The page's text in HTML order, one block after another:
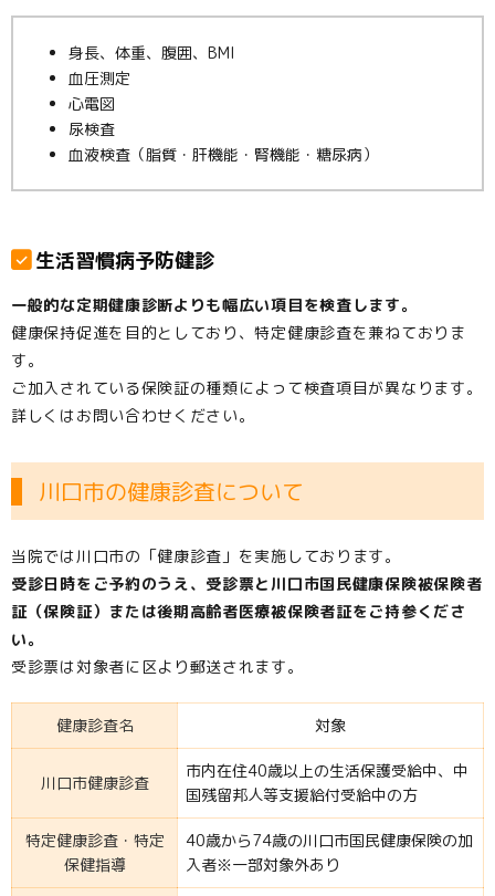
身長、体重、腹囲、BMI
血圧測定
心電図
尿検査
血液検査（脂質・肝機能・腎機能・糖尿病）
生活習慣病予防健診
一般的な定期健康診断よりも幅広い項目を検査します。
健康保持促進を目的としており、特定健康診査を兼ねておりま
す。
ご加入されている保険証の種類によって検査項目が異なります。
詳しくはお問い合わせください。
川口市の健康診査について
当院では川口市の「健康診査」を実施しております。
受診日時をご予約のうえ、受診票と川口市国民健康保険被保険者
証（保険証）または後期高齢者医療被保険者証をご持参くださ
い。
受診票は対象者に区より郵送されます。
健康診査名 対象
川口市健康診査
市内在住40歳以上の生活保護受給中、中
国残留邦人等支援給付受給中の方
特定健康診査・特定
保健指導
40歳から74歳の川口市国民健康保険の加
入者※一部対象外あり